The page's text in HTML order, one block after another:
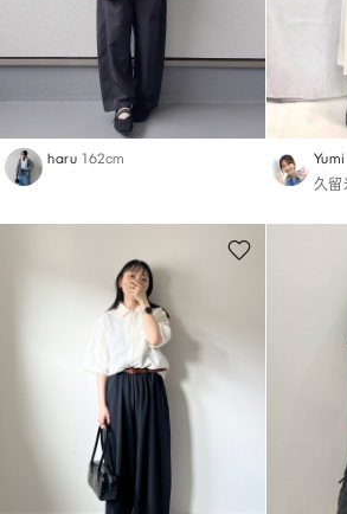
haru 162cm Yumi
久留